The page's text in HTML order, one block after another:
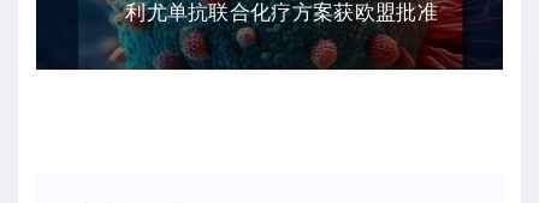
利尤单抗联合化疗方案获欧盟批准